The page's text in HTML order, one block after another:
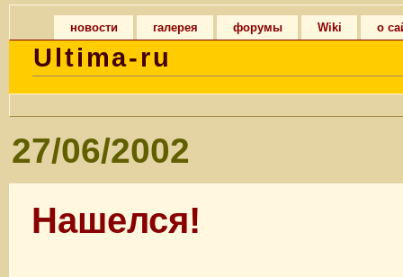
новости галерея форумы Wiki о
Ultima-ru
27/06/2002
Нашелся!